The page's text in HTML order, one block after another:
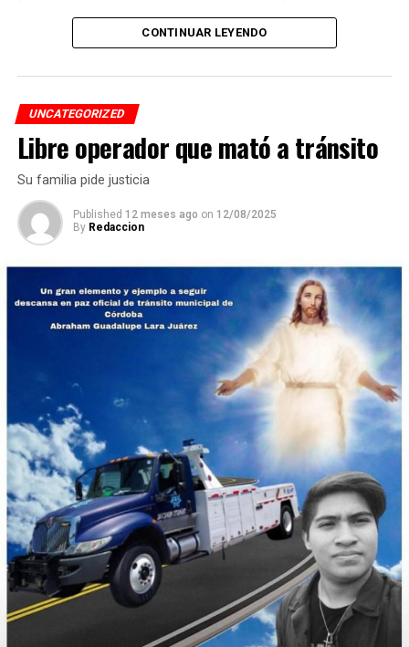
El desempeño mostrado por los jóvenes les permitió
calificar a la siguiente fase de la competencia, que
tendrá lugar los días 5 y 6 de septiembre en Cancún,
Quintana Roo.
De obtener resultados favorables en esa etapa, el equipo
tendría la posibilidad de representar a México en la final
internacional de la WRO, que se efectuará en Costa Rica.
CONTINUAR LEYENDO
UNCATEGORIZED
Libre operador que mató a tránsito
Su familia pide justicia
Published 12 meses ago on 12/08/2025
By Redaccion